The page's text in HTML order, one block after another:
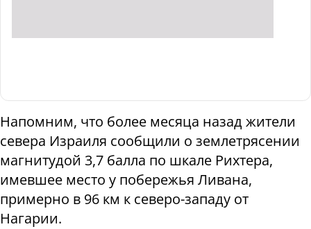
Напомним, что более месяца назад жители
севера Израиля сообщили о землетрясении
магнитудой 3,7 балла по шкале Рихтера,
имевшее место у побережья Ливана,
примерно в 96 км к северо-западу от
Нагарии.